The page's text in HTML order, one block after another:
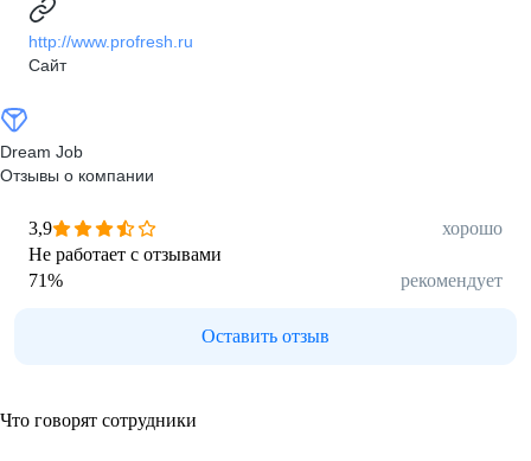
http://www.profresh.ru
Сайт
Dream Job
Отзывы о компании
3,9
хорошо
Не работает с отзывами
71% рекомендует
Оставить отзыв
Что говорят сотрудники